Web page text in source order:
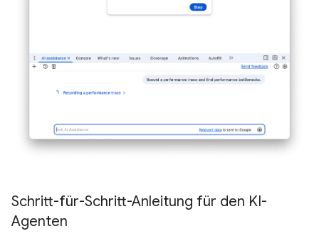
Schritt-für-Schritt-Anleitung für den KI-
Agenten